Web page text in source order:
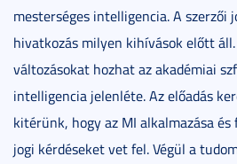
mesterséges intelligencia. A szerzői
hivatkozás milyen kihívások előtt
változásokat hozhat az akadémiai
intelligencia jelenléte. Az előadás
kitérünk, hogy az MI alkalmazása
jogi kérdéseket vet fel. Végül a